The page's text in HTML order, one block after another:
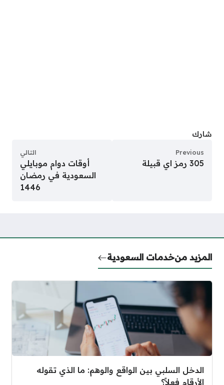
شارك
Previous
305 رمز اي قبيلة
التالي
أوقات دوام موبايلي
السعودية في رمضان
1446
المزيد منخدمات السعودية
الدخل السلبي بين الواقع والوهم: ما الذي تقوله
الأرقام فعلاً؟